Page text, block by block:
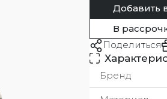
Добавить
В
Поделиться
Бренд